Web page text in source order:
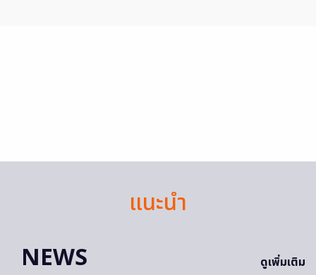
แนะนำ
NEWS
ดูเพิ่มเติม